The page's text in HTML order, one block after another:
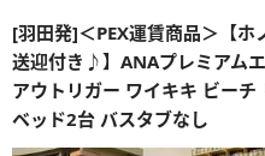
[羽田発]＜PEX運賃商品＞【
送迎付き♪】ANAプレミアム
アウトリガー ワイキキ ビー
ベッド2台 バスタブなし